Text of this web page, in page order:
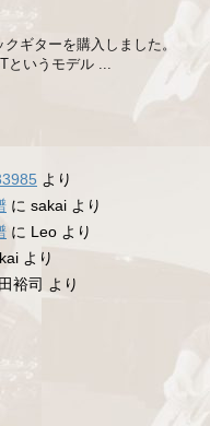
ギターを購入しました。
というモデル ...
より
に sakai より
に Leo より
より
裕司 より